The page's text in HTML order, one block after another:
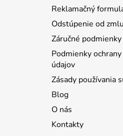
Reklamačný
Odstúpenie od
Záručné podmienky
Podmienky
údajov
Zásady používania
Blog
O nás
Kontakty